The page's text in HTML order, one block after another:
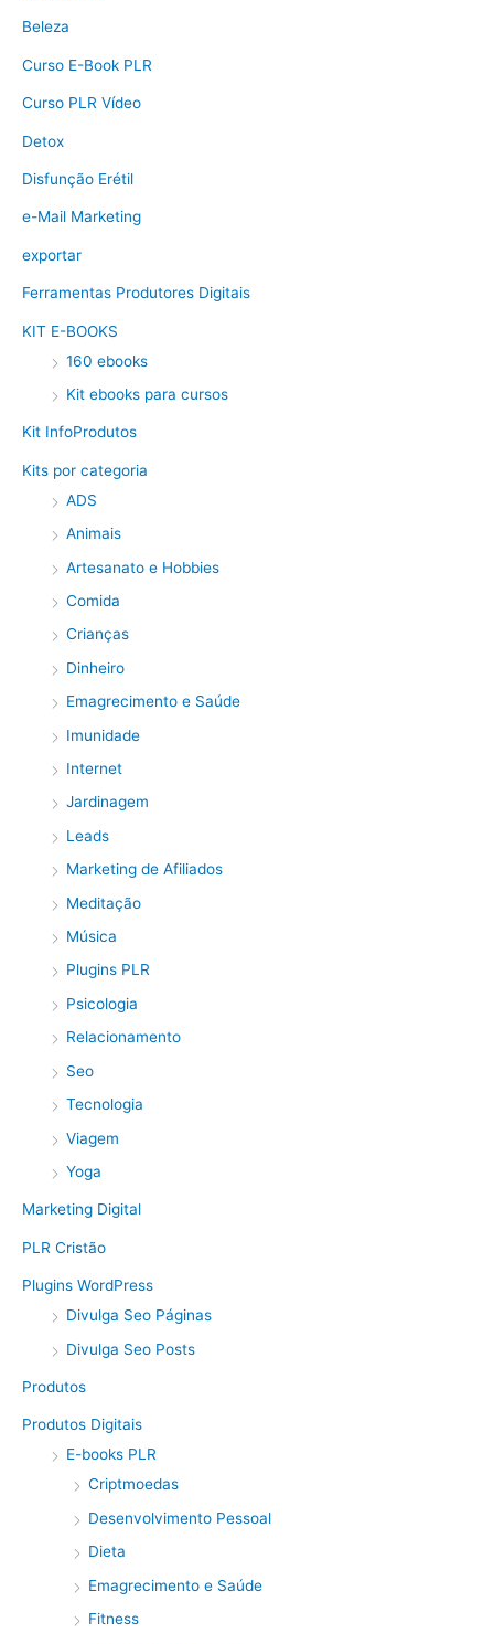
Beleza
Curso E-Book PLR
Curso PLR Vídeo
Detox
Disfunção Erétil
e-Mail Marketing
exportar
Ferramentas Produtores Digitais
KIT E-BOOKS
160 ebooks
Kit ebooks para cursos
Kit InfoProdutos
Kits por categoria
ADS
Animais
Artesanato e Hobbies
Comida
Crianças
Dinheiro
Emagrecimento e Saúde
Imunidade
Internet
Jardinagem
Leads
Marketing de Afiliados
Meditação
Música
Plugins PLR
Psicologia
Relacionamento
Seo
Tecnologia
Viagem
Yoga
Marketing Digital
PLR Cristão
Plugins WordPress
Divulga Seo Páginas
Divulga Seo Posts
Produtos
Produtos Digitais
E-books PLR
Criptmoedas
Desenvolvimento Pessoal
Dieta
Emagrecimento e Saúde
Fitness